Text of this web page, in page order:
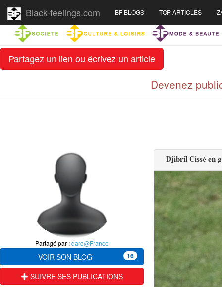
Partagez un lien ou écrivez un article
Black-feelings.com BF BLOGS TOP ARTICLES
Devenez
Djibril Cissé en
Partagé par :daro@France
VOIR SON BLOG 16
SUIVRE SES PUBLICATIONS